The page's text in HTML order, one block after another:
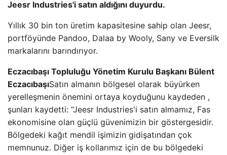
Jeesr Industries'i satın aldığını duyurdu.
Yıllık 30 bin ton üretim kapasitesine sahip olan Jeesr,
portföyünde Pandoo, Dalaa by Wooly, Sany ve Eversilk
markalarını barındırıyor.
Eczacıbaşı Topluluğu Yönetim Kurulu Başkanı Bülent
EczacıbaşıSatın almanın bölgesel olarak büyürken
yerelleşmenin önemini ortaya koyduğunu kaydeden ,
şunları kaydetti: “Jeesr Industries'i satın almamız, Fas
ekonomisine olan güçlü güvenimizin bir göstergesidir.
Bölgedeki kağıt mendil işimizin gidişatından çok
memnunuz. Diğer iş kollarımız için de bu bölgedeki